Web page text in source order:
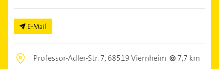
E-Mail
Professor-Adler-Str. 7,68519 Viernheim
7,7 km